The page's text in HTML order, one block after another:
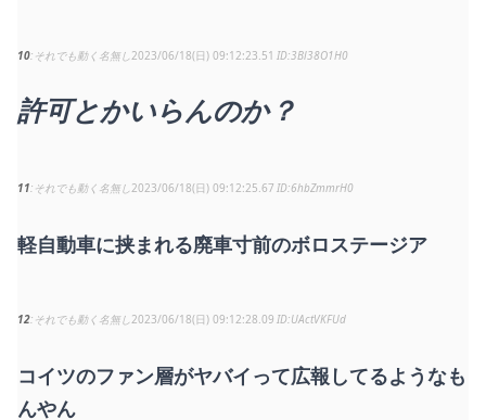
10 それでも動く名無し2023/06/18(日) 09:12:23.51 3Bl38O1H0
許可とかいらんのか？
11 それでも動く名無し2023/06/18(日) 09:12:25.67 6hbZmmrH0
軽自動車に挟まれる廃車寸前のボロステージア
12 それでも動く名無し2023/06/18(日) 09:12:28.09 UActVKFUd
コイツのファン層がヤバイって広報してるようなも
んやん